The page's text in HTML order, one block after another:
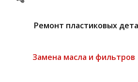
Ремонт пластиковых
Замена масла и фильтров